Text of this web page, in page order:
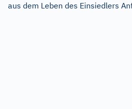
aus dem Leben des Einsiedlers